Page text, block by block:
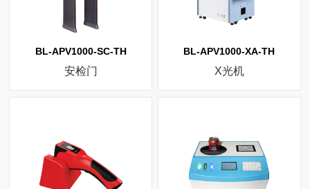
BL-APV1000-SC-TH
安检门
BL-APV1000-XA-TH
X光机